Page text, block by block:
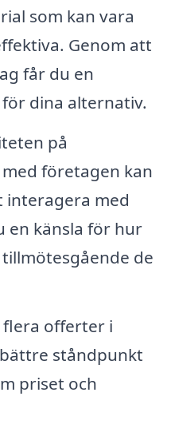
som kan vara
Genom att
får du en
dina alternativ.
på
företagen kan
interagera med
en känsla för hur
de
flera offerter i
ståndpunkt
priset och